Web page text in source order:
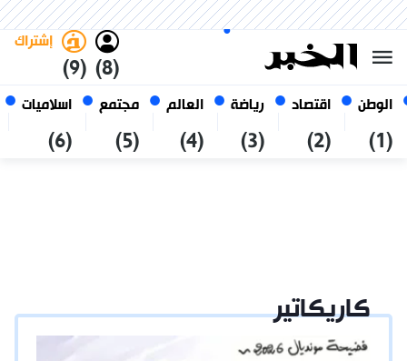
الوطن
(1)
اقتصاد
(2)
رياضة
(3)
العالم
(4)
مجتمع
(5)
اسلاميات
(6)
(8)
إشتراك
(9)
أغسطس 2026
الجزائر
كاريكاتير